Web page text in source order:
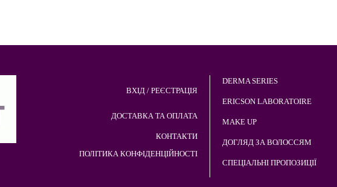
ВХІД / РЕЄСТРАЦІЯ
ДОСТАВКА ТА ОПЛАТА
КОНТАКТИ
ПОЛІТИКА КОНФІДЕНЦІЙНОСТІ
DERMA SERIES
ERICSON LABORATOIRE
MAKE UP
ДОГЛЯД ЗА ВОЛОССЯМ
СПЕЦІАЛЬНІ ПРОПОЗИЦІЇ